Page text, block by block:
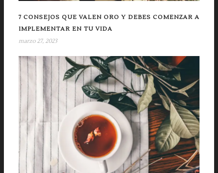
7 CONSEJOS QUE VALEN ORO Y DEBES COMENZAR A
IMPLEMENTAR EN TU VIDA
marzo 27, 2023